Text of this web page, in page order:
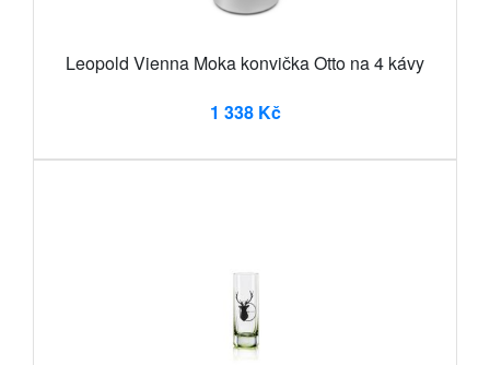
Leopold Vienna Moka konvička Otto na 4 kávy
1 338 Kč